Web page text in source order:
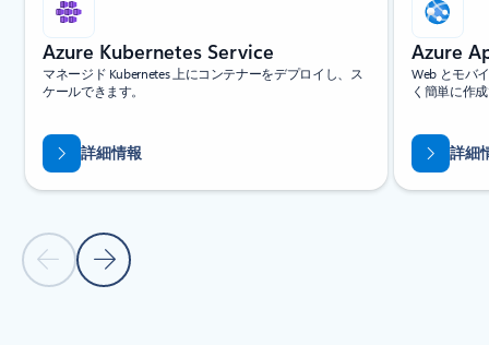
前のスライド次のスライド
Azure Kubernetes Service
マネージド Kubernetes 上にコンテナーをデプロイし、ス
ケールできます。
詳細情報
Azure
Web とモバ
く簡単に作
詳細